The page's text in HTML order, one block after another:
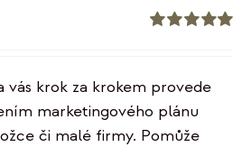
vás krok za krokem provede
marketingového plánu
či malé firmy. Pomůže